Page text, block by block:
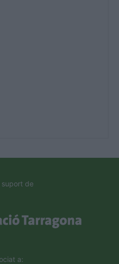
suport de
a: